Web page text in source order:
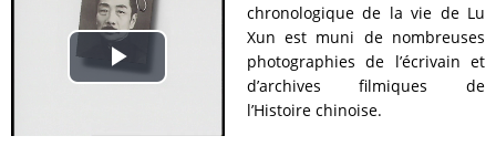
Play
Video
chronologique de la vie de Lu
Xun est muni de nombreuses
photographies de l’écrivain et
d’archives filmiques de
l’Histoire chinoise.